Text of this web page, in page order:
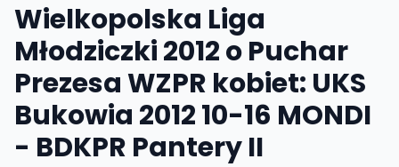
Wielkopolska Liga
Młodziczki 2012 o Puchar
Prezesa WZPR kobiet: UKS
Bukowia 2012 10-16 MONDI
- BDKPR Pantery II